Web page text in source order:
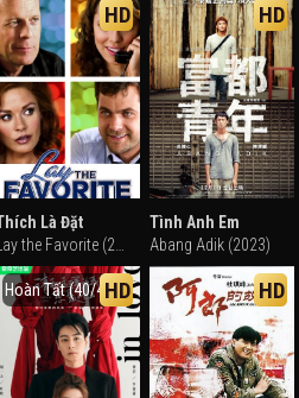
HD
Là Đặt
HD
Tình Anh Em
Abang Adik (2023)
Hoàn Tất (40/40)HD HD